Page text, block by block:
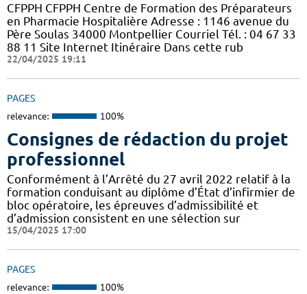
CFPPH CFPPH Centre de Formation des Préparateurs
en Pharmacie Hospitalière Adresse : 1146 avenue du
Père Soulas 34000 Montpellier Courriel Tél. : 04 67 33
88 11 Site Internet Itinéraire Dans cette rub
22/04/2025 19:11
PAGES
relevance: 100%
Consignes de rédaction du projet
professionnel
Conformément à l’Arrêté du 27 avril 2022 relatif à la
formation conduisant au diplôme d’État d’infirmier de
bloc opératoire, les épreuves d’admissibilité et
d’admission consistent en une sélection sur
15/04/2025 17:00
PAGES
relevance: 100%